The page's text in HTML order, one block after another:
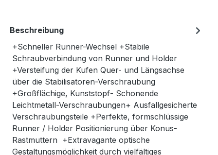
Beschreibung
+Schneller Runner-Wechsel +Stabile
Schraubverbindung von Runner und Holder
+Versteifung der Kufen Quer- und Längsachse
über die Stabilisatoren-Verschraubung
+Großflächige, Kunststopf- Schonende
Leichtmetall-Verschraubungen+ Ausfallgesicherte
Verschraubungsteile +Perfekte, formschlüssige
Runner / Holder Positionierung über Konus-
Rastmuttern +Extravagante optische
Gestaltungsmöglichkeit durch vielfältiges